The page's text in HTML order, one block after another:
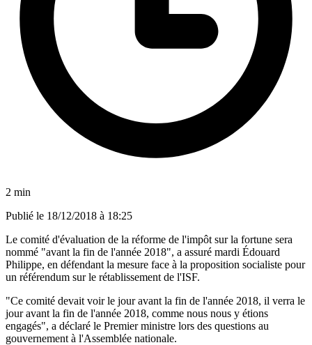
2 min
Publié le 18/12/2018 à 18:25
Le comité d'évaluation de la réforme de l'impôt sur la fortune sera
nommé "avant la fin de l'année 2018", a assuré mardi Édouard
Philippe, en défendant la mesure face à la proposition socialiste pour
un référendum sur le rétablissement de l'ISF.
"Ce comité devait voir le jour avant la fin de l'année 2018, il verra le
jour avant la fin de l'année 2018, comme nous nous y étions
engagés", a déclaré le Premier ministre lors des questions au
gouvernement à l'Assemblée nationale.